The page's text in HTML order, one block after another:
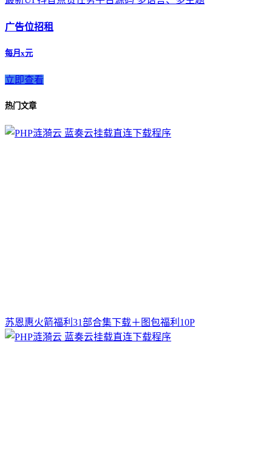
广告位招租
每月x元
立即查看
热门文章
苏恩惠火箭福利31部合集下载＋图包福利10P